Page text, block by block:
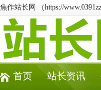
焦作站长网 （https://
首页 站长资讯